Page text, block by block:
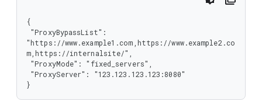
{
"https://www.example1.com,https://www.example2.co
m,https://internalsite/",
}